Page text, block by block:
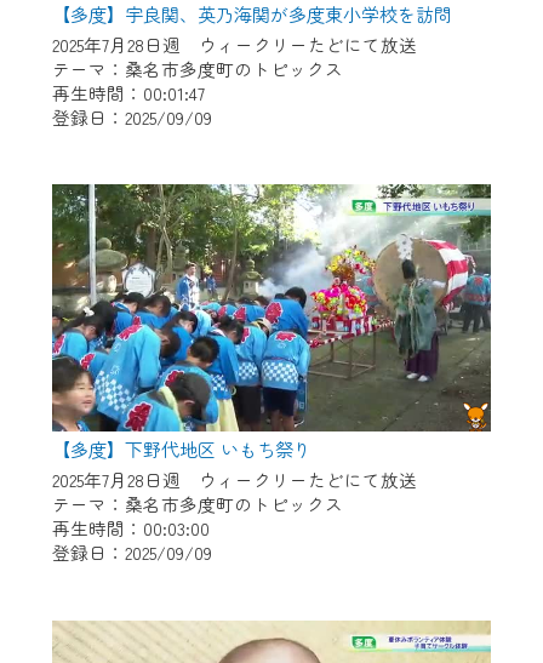
【多度】宇良関、英乃海関が多度東小学校を訪問
2025年7月28日週 ウィークリーたどにて放送
テーマ：桑名市多度町のトピックス
再生時間：00:01:47
登録日：2025/09/09
【多度】下野代地区 いもち祭り
2025年7月28日週 ウィークリーたどにて放送
テーマ：桑名市多度町のトピックス
再生時間：00:03:00
登録日：2025/09/09
※マイページへのログインには、MyIDが必
要となります。
※MyIDとは、CCNet Web TVを含むCCNetの
各種サービスをご利用頂くためのIDです。
で設定できます。
（GmailやYahooなどのフリーメールアドレ
スでも作成可能です）
※マイページへのログイン・MyIDの新規登
録はこちらから
※CCNetアプリをご利用中の方は引き続き
ご視聴いただけます。
＜メンテナンス情報＞
CCNetWebTVのリニューアルにともないメ
ンテナンス作業を予定しています。
作業の間は、CCNetWebTVの画面が「メン